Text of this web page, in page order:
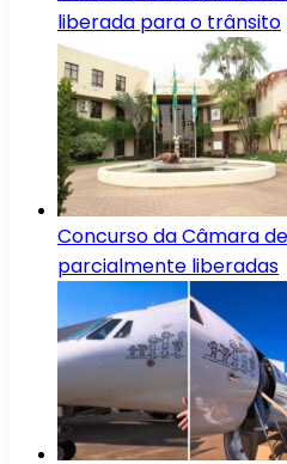
liberada para o trânsito
Concurso da Câmara
parcialmente liberadas